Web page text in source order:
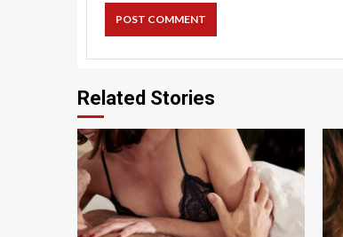
Related Stories